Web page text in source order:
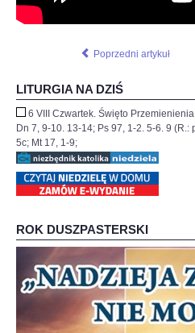
Poprzedni artykuł
LITURGIA NA DZIŚ
6 VIII Czwartek. Święto
Dn 7, 9-10. 13-14; Ps 97, 1-2. 5-6. 9 (R.:
5c; Mt 17, 1-9;
ROK DUSZPASTERSKI